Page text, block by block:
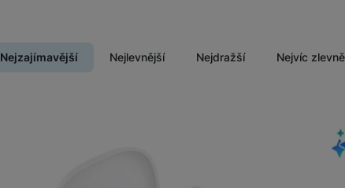
Domácí spotřebiče
Nejzajímavější Nejlevnější Nejdražší Nejvíc